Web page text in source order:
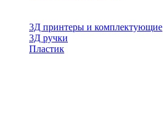
3Д принтеры и комплектующие
3Д ручки
Пластик